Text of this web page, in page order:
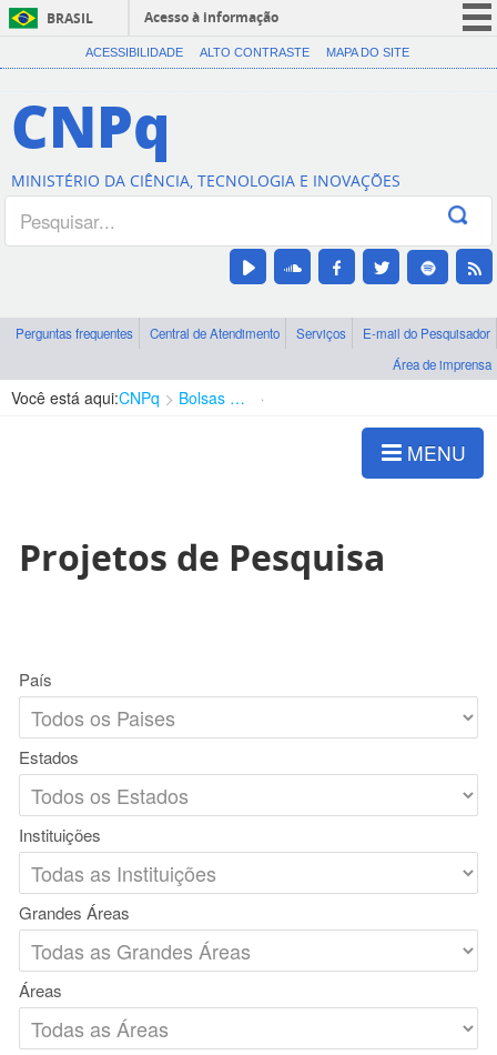
BRASIL
Acesso à informação
CORONAVÍRUS (COVID-19)
Canais
ACESSIBILIDADE ALTO CONTRASTE MAPA DO SITE
CNPq
MINISTÉRIO DA CIÊNCIA, TECNOLOGIA E INOVAÇÕES
Perguntas frequentes Central de Atendimento Serviços
E-mail do Pesquisador
Área de imprensa
Você está aqui:CNPq Bolsas e Auxílios Vigentes
MENU
Projetos de Pesquisa
País
Estados
Instituições
Grandes Áreas
Áreas